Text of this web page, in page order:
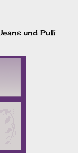
und Pulli